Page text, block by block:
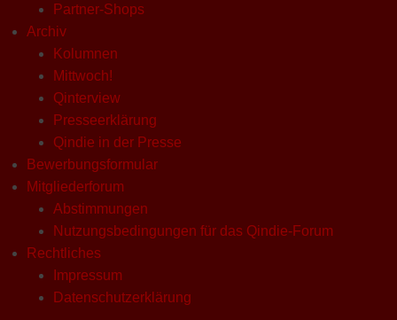
Partner-Shops
Archiv
Kolumnen
Mittwoch!
Qinterview
Presseerklärung
Qindie in der Presse
Bewerbungsformular
Mitgliederforum
Abstimmungen
Nutzungsbedingungen für das Qindie-Forum
Rechtliches
Impressum
Datenschutzerklärung